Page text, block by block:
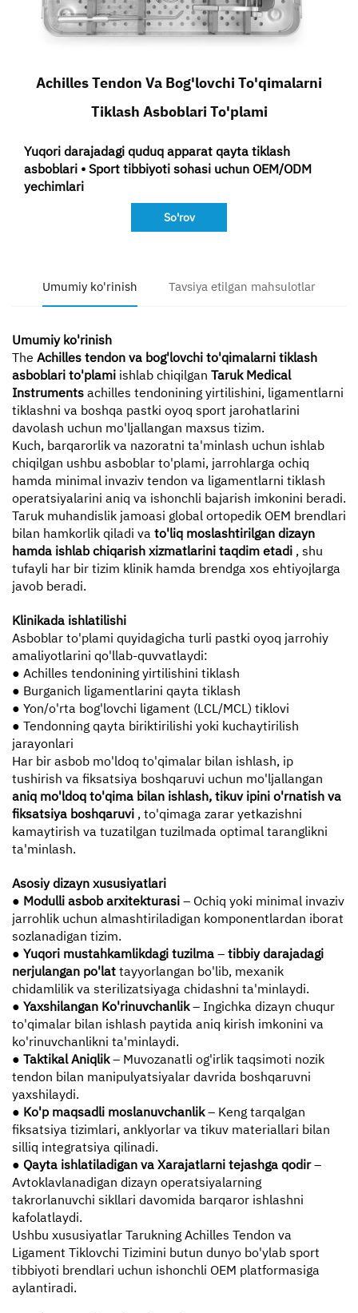
Bog'lanish
Achilles Tendon Va Bog'lovchi To'qimalarni
Tiklash Asboblari To'plami
Yuqori darajadagi quduq apparat qayta tiklash
asboblari • Sport tibbiyoti sohasi uchun OEM/ODM
yechimlari
So'rov
Umumiy ko'rinish Tavsiya etilgan mahsulotlar
Umumiy ko'rinish
The Achilles tendon va bog'lovchi to'qimalarni tiklash
asboblari to'plami ishlab chiqilgan Taruk Medical
Instruments achilles tendonining yirtilishini, ligamentlarni
tiklashni va boshqa pastki oyoq sport jarohatlarini
davolash uchun mo'ljallangan maxsus tizim.
Kuch, barqarorlik va nazoratni ta'minlash uchun ishlab
chiqilgan ushbu asboblar to'plami, jarrohlarga ochiq
hamda minimal invaziv tendon va ligamentlarni tiklash
operatsiyalarini aniq va ishonchli bajarish imkonini beradi.
Taruk muhandislik jamoasi global ortopedik OEM brendlari
bilan hamkorlik qiladi va to'liq moslashtirilgan dizayn
hamda ishlab chiqarish xizmatlarini taqdim etadi , shu
tufayli har bir tizim klinik hamda brendga xos ehtiyojlarga
javob beradi.
Klinikada ishlatilishi
Asboblar to'plami quyidagicha turli pastki oyoq jarrohiy
amaliyotlarini qo'llab-quvvatlaydi:
● Achilles tendonining yirtilishini tiklash
● Burganich ligamentlarini qayta tiklash
● Yon/o'rta bog'lovchi ligament (LCL/MCL) tiklovi
● Tendonning qayta biriktirilishi yoki kuchaytirilish
jarayonlari
Har bir asbob mo'ldoq to'qimalar bilan ishlash, ip
tushirish va fiksatsiya boshqaruvi uchun mo'ljallangan
aniq mo'ldoq to'qima bilan ishlash, tikuv ipini o'rnatish va
fiksatsiya boshqaruvi , to'qimaga zarar yetkazishni
kamaytirish va tuzatilgan tuzilmada optimal taranglikni
ta'minlash.
Asosiy dizayn xususiyatlari
● Modulli asbob arxitekturasi – Ochiq yoki minimal invaziv
jarrohlik uchun almashtiriladigan komponentlardan iborat
sozlanadigan tizim.
● Yuqori mustahkamlikdagi tuzilma – tibbiy darajadagi
nerjulangan po'lat tayyorlangan bo'lib, mexanik
chidamlilik va sterilizatsiyaga chidashni ta'minlaydi.
● Yaxshilangan Ko'rinuvchanlik– Ingichka dizayn chuqur
to'qimalar bilan ishlash paytida aniq kirish imkonini va
ko'rinuvchanlikni ta'minlaydi.
● Taktikal Aniqlik– Muvozanatli og'irlik taqsimoti nozik
tendon bilan manipulyatsiyalar davrida boshqaruvni
yaxshilaydi.
● Ko'p maqsadli moslanuvchanlik– Keng tarqalgan
fiksatsiya tizimlari, anklyorlar va tikuv materiallari bilan
silliq integratsiya qilinadi.
● Qayta ishlatiladigan va Xarajatlarni tejashga qodir–
Avtoklavlanadigan dizayn operatsiyalarning
takrorlanuvchi sikllari davomida barqaror ishlashni
kafolatlaydi.
Ushbu xususiyatlar Tarukning Achilles Tendon va
Ligament Tiklovchi Tizimini butun dunyo bo'ylab sport
tibbiyoti brendlari uchun ishonchli OEM platformasiga
aylantiradi.